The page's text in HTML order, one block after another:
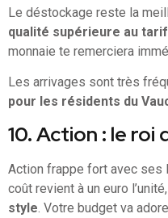
Le déstockage reste la
qualité supérieure au
monnaie te remerciera
Les arrivages sont très
pour les résidents du
10. Action : le roi
Action frappe fort avec ses
coût revient à un euro l’unité,
style. Votre budget va